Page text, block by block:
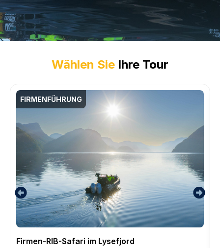
Wählen Sie Ihre Tour
FIRMENFÜHRUNG
Firmen-RIB-Safari im Lysefjord